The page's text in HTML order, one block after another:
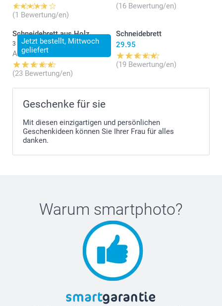
(1 Bewertung/en)
(16 Bewertung/en)
Jetzt bestellt, Mittwoch
geliefert
Schneidebrett aus Holz
3 Varianten
Ab 34.95
(23 Bewertung/en)
Schneidebrett
29.95
(19 Bewertung/en)
Geschenke für sie
Mit diesen einzigartigen und persönlichen
Geschenkideen können Sie Ihrer Frau für alles
danken.
Warum smartphoto?